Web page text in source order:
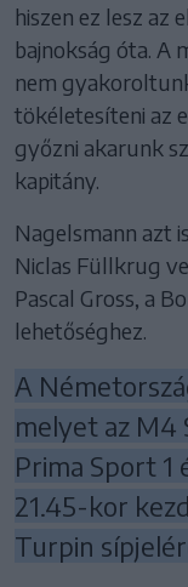
hiszen ez lesz az
bajnokság óta. A
nem
tökéletesíteni az
győzni akarunk
kapitány.
Nagelsmann azt
Niclas Füllkrug
Pascal Gross, a
lehetőséghez.
A
melyet az M4
Prima Sport
21.45-kor
Turpin